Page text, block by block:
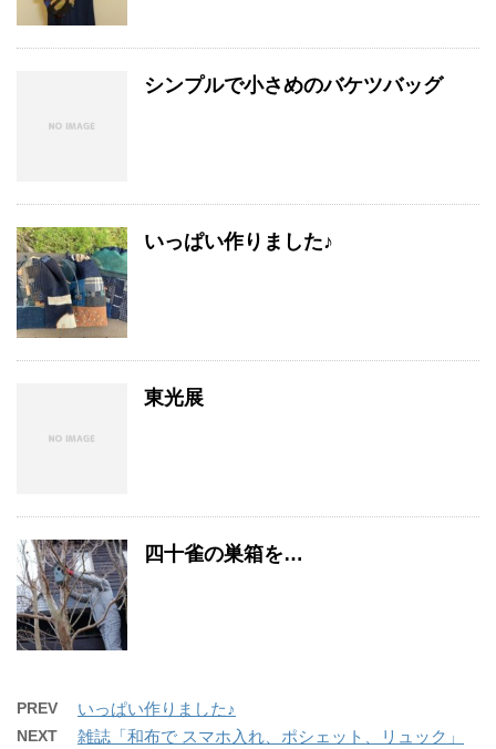
シンプルで小さめのバケツバッグ
いっぱい作りました♪
東光展
四十雀の巣箱を…
PREV いっぱい作りました♪
NEXT 雑誌「和布で スマホ入れ、ポシェット、リュック」